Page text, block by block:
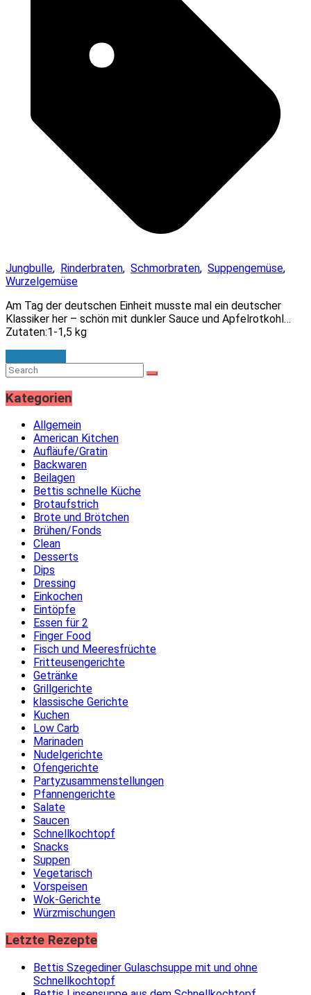
Jungbulle, Rinderbraten, Schmorbraten, Suppengemüse,
Wurzelgemüse
Am Tag der deutschen Einheit musste mal ein deutscher
Klassiker her – schön mit dunkler Sauce und Apfelrotkohl…
Zutaten:1-1,5 kg
Kategorien
Allgemein
American Kitchen
Aufläufe/Gratin
Backwaren
Beilagen
Bettis schnelle Küche
Brotaufstrich
Brote und Brötchen
Brühen/Fonds
Clean
Desserts
Dips
Dressing
Einkochen
Eintöpfe
Essen für 2
Finger Food
Fisch und Meeresfrüchte
Fritteusengerichte
Getränke
Grillgerichte
klassische Gerichte
Kuchen
Low Carb
Marinaden
Nudelgerichte
Ofengerichte
Partyzusammenstellungen
Pfannengerichte
Salate
Saucen
Schnellkochtopf
Snacks
Suppen
Vegetarisch
Vorspeisen
Wok-Gerichte
Würzmischungen
Letzte Rezepte
Bettis Szegediner Gulaschsuppe mit und ohne
Schnellkochtopf